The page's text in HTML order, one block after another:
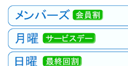
映
画
こ